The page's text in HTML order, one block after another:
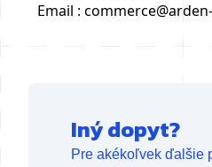
Email :
Iný dopyt?
Pre akékoľvek ďalšie